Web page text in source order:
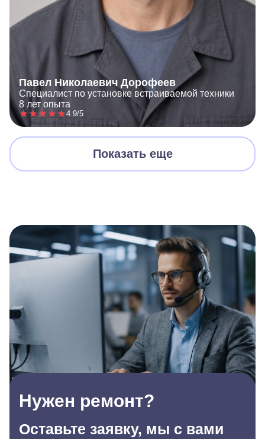
Павел Николаевич Дорофеев
Специалист по установке встраиваемой техники
8 лет опыта
4.9/5
Показать еще
Нужен ремонт?
Оставьте заявку, мы с вами